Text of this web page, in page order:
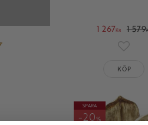
1 267KR 1 579
KÖP
SPARA
20%